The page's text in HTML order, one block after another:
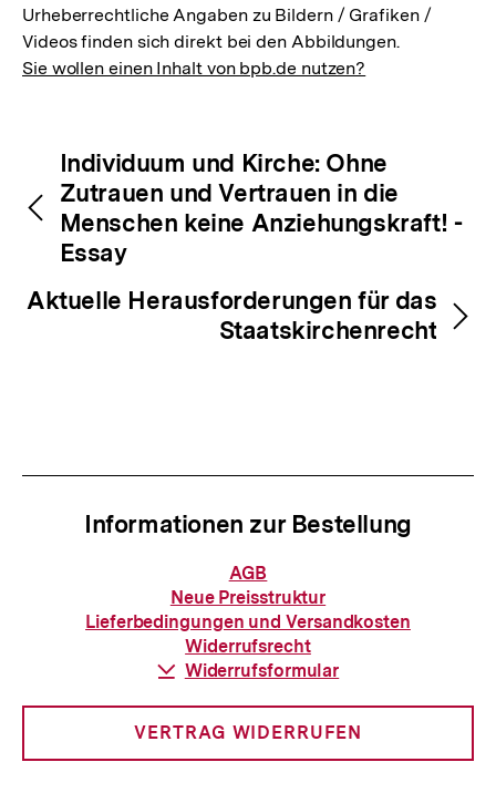
Urheberrechtliche Angaben zu Bildern / Grafiken /
Videos finden sich direkt bei den Abbildungen.
Sie wollen einen Inhalt von bpb.de nutzen?
Inhaltsnavigation
Inhaltsnavigation
Individuum und Kirche: Ohne
Zutrauen und Vertrauen in die
Menschen keine Anziehungskraft! -
Essay
Aktuelle Herausforderungen für das
Staatskirchenrecht
Informationen zur Bestellung
Informationen
zur
Bestellung
AGB
Neue Preisstruktur
Lieferbedingungen und Versandkosten
Widerrufsrecht
Download-
Widerrufsformular
VERTRAG WIDERRUFEN